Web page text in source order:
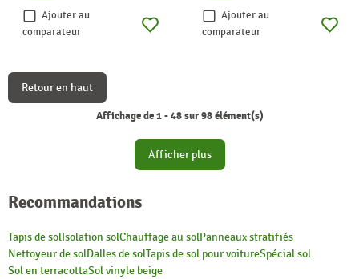
Ajouter au
comparateur
Ajouter au
comparateur
Retour en haut
Affichage de 1 - 48 sur 98 élément(s)
Afficher plus
Recommandations
Tapis de solIsolation solChauffage au solPanneaux stratifiés
Nettoyeur de solDalles de solTapis de sol pour voitureSpécial sol
Sol en terracottaSol vinyle beige